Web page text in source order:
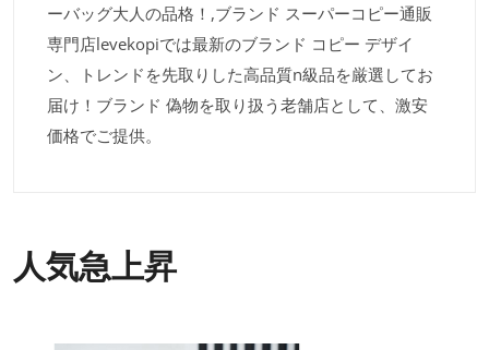
ーバッグ大人の品格！,ブランド スーパーコピー通販
専門店levekopiでは最新のブランド コピー デザイ
ン、トレンドを先取りした高品質n級品を厳選してお
届け！ブランド 偽物を取り扱う老舗店として、激安
価格でご提供。
人気急上昇